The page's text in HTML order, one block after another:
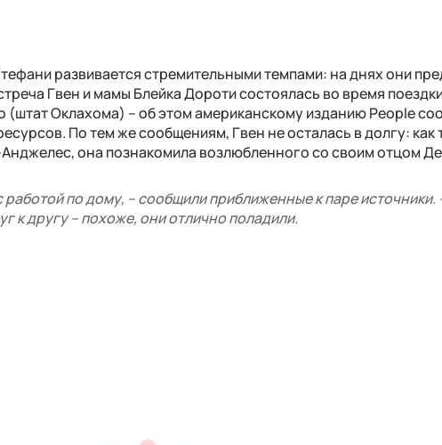
развивается стремительными темпами: на днях они
Гвен и мамы Блейка Дороти состоялась во время
Оклахома) – об этом американскому изданию People
По тем же сообщениям, Гвен не осталась в долгу: как
она познакомила возлюбленного со своим отцом
по дому, – сообщили приближенные к паре источники.
к другу – похоже, они отлично поладили.